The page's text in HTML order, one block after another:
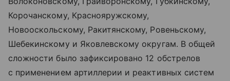
Корочанскому, Краснояружскому,
Новооскольскому, Ракитянскому, Ровеньскому,
Шебекинскому и Яковлевскому округам. В общей
сложности было зафиксировано 12 обстрелов
с применением артиллерии и реактивных систем